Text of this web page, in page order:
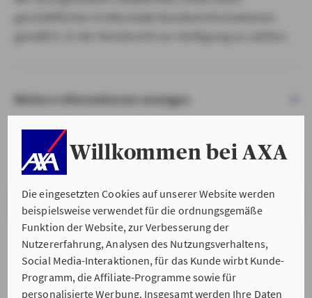
Willkommen bei AXA
Die eingesetzten Cookies auf unserer Website werden
beispielsweise verwendet für die ordnungsgemäße
Funktion der Website, zur Verbesserung der
Nutzererfahrung, Analysen des Nutzungsverhaltens,
Social Media-Interaktionen, für das Kunde wirbt Kunde-
Programm, die Affiliate-Programme sowie für
personalisierte Werbung. Insgesamt werden Ihre Daten
Weitere Informationen anzeigen
VERSTANDEN & WEITER